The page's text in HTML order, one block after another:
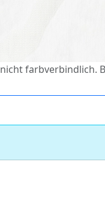
farbverbindlich.